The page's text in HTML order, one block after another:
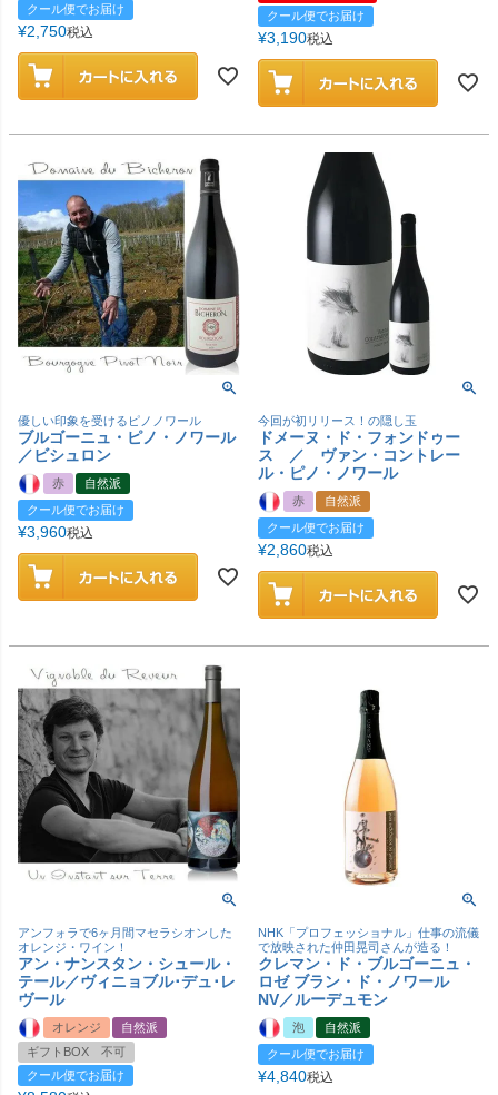
クール便でお届け
¥2,750税込
クール便でお届け
¥3,190税込
優しい印象を受けるピノノワール
ブルゴーニュ・ピノ・ノワール
／ビシュロン
赤
自然派
クール便でお届け
¥3,960税込
今回が初リリース！の隠し玉
ドメーヌ・ド・フォンドゥー
ス ／ ヴァン・コントレー
ル・ピノ・ノワール
赤
自然派
クール便でお届け
¥2,860税込
アンフォラで6ヶ月間マセラシオンした
オレンジ・ワイン！
アン・ナンスタン・シュール・
テール／ヴィニョブル･デュ･レ
ヴール
オレンジ
自然派
ギフトBOX 不可
クール便でお届け
NHK「プロフェッショナル」仕事の流儀
で放映された仲田晃司さんが造る！
クレマン・ド・ブルゴーニュ・
ロゼ ブラン・ド・ノワール
NV／ルーデュモン
泡
自然派
クール便でお届け
¥4,840税込